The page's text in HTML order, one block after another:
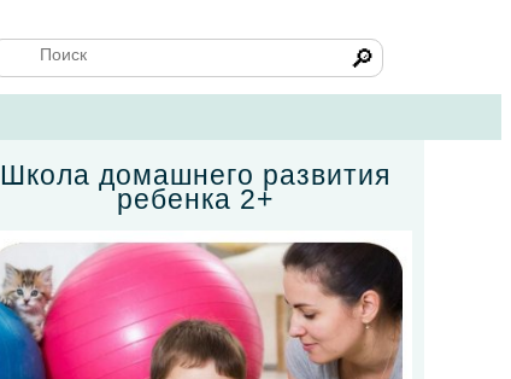
🔎
Школа домашнего развития
ребенка 2+